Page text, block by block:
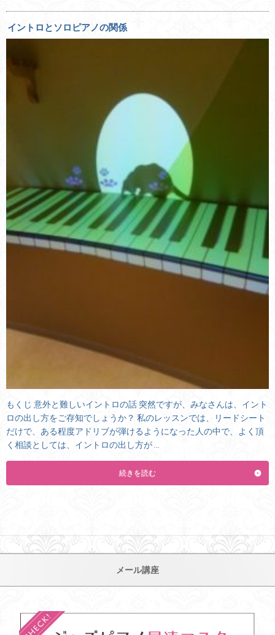
イントロとソロピアノの関係
もくじ 意外と難しいイントロの話 突然ですが、みなさんは、イント
ロの出し方をご存知でしょうか？ 私のレッスンでは、リードシート
だけで、ある程度アドリブが弾けるようになった人の中で、よく頂
く相談としては、イントロの出し方が …
続きを読む
メール講座